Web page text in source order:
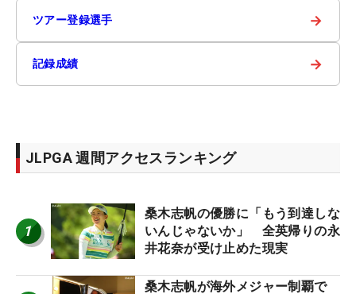
ツアー登録選手 →
記録成績 →
JLPGA 週間アクセスランキング
1
桑木志帆の優勝に「もう到達しな
いんじゃないか」 全英帰りの永
井花奈が受け止めた現実
桑木志帆が海外メジャー制覇で